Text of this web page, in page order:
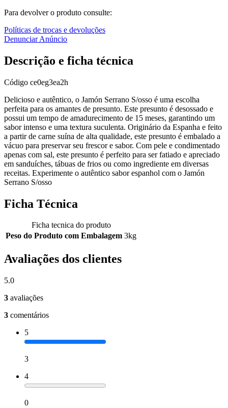
Para devolver o produto consulte:
Políticas de trocas e devoluções
Denunciar Anúncio
Descrição e ficha técnica
Código ce0eg3ea2h
Delicioso e autêntico, o Jamón Serrano S/osso é uma escolha
perfeita para os amantes de presunto. Este presunto é desossado e
possui um tempo de amadurecimento de 15 meses, garantindo um
sabor intenso e uma textura suculenta. Originário da Espanha e feito
a partir de carne suína de alta qualidade, este presunto é embalado a
vácuo para preservar seu frescor e sabor. Com pele e condimentado
apenas com sal, este presunto é perfeito para ser fatiado e apreciado
em sanduíches, tábuas de frios ou como ingrediente em diversas
receitas. Experimente o autêntico sabor espanhol com o Jamón
Serrano S/osso
Ficha Técnica
Ficha tecnica do produto
Peso do Produto com Embalagem 3kg
Avaliações dos clientes
5.0
3 avaliações
3 comentários
5
3
4
0